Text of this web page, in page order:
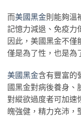
而美國黑金則能夠溫
記憶力減退、免疫力
因此，美國黑金不僅
僅是為了性，也是為
美國黑金含有豐富的
國黑金對病後養身、
對縱欲過度者可加速
魄強健，精力充沛，